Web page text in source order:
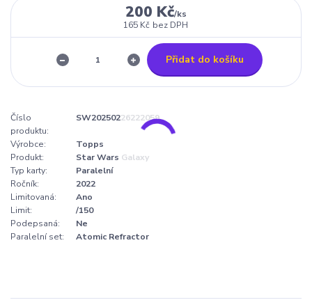
200 Kč/ks
165 Kč bez DPH
Přidat do košíku
Číslo
produktu:
SW20250226222059
Výrobce:
Topps
Produkt:
Star Wars Galaxy
Typ karty:
Paralelní
Ročník:
2022
Limitovaná:
Ano
Limit:
/150
Podepsaná:
Ne
Paralelní set:
Atomic Refractor